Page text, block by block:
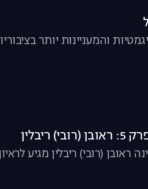
והמעניינות יותר
(רובי) ריבלין מגיע